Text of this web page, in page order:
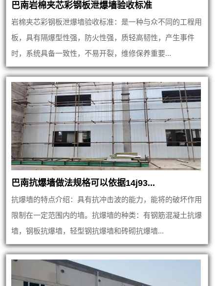
巴南岩棉夹芯彩钢板泄爆墙验收标准
岩棉夹芯彩钢板泄爆墙验收标准：是一种与众不同的工程用
板，具有隔爆型性强，防火性强，质轻高韧性，产生事件
时，系统具备一致性，不易开裂，维修保养重要...
巴南抗爆墙做法规格可以依据14j93...
抗爆墙的特点介绍：具有抗冲击波的能力，能将的破坏作用
限制在一定范围内的墙。抗爆墙的种类：有钢筋混凝土抗爆
墙，钢板抗爆墙，轻型钢抗爆墙和砖砌抗爆墙...